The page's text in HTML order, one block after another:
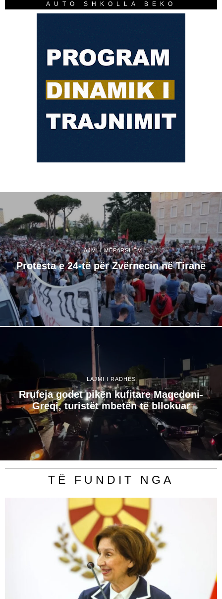
AUTO SHKOLLA BEKO
LAJMI I MËPARSHËM
​Protesta e 24-të për Zvërnecin në Tiranë
LAJMI I RADHËS
Rrufeja godet pikën kufitare Maqedoni-
Greqi, turistët mbetën të bllokuar
TË FUNDIT NGA